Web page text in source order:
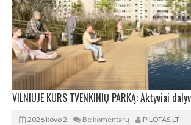
2026 kovo 2 Be komentarų PILOTAS.LT